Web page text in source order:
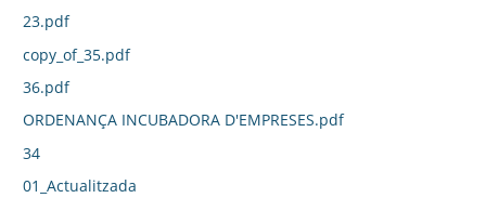
23.pdf
copy_of_35.pdf
36.pdf
ORDENANÇA INCUBADORA D'EMPRESES.pdf
34
01_Actualitzada